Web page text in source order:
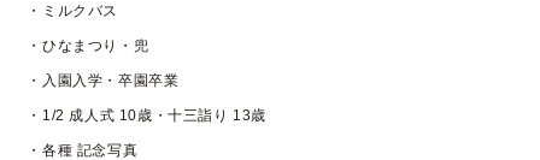
・ミルクバス
・ひなまつり・兜
・入園入学・卒園卒業
・1/2 成人式 10歳・十三詣り 13歳
・各種 記念写真